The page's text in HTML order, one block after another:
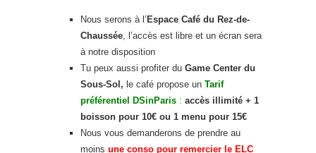
Nous serons à l’Espace Café du Rez-de-
Chaussée , l’accès est libre et un écran sera
à notre disposition
Tu peux aussi profiter du Game Center du
Sous-Sol, le café propose un Tarif
préférentiel DSinParis : accès illimité + 1
boisson pour 10€ ou 1 menu pour 15€
Nous vous demanderons de prendre au
moins une conso pour remercier le ELC